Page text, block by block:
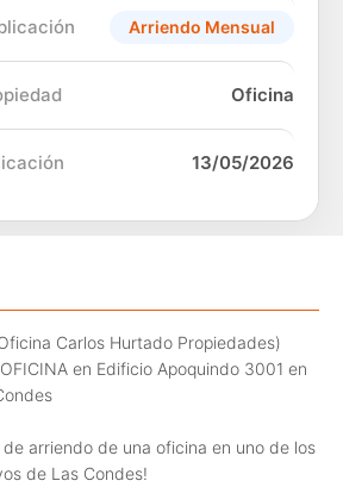
Arriendo Mensual
Oficina
13/05/2026
Carlos Hurtado Propiedades)
en Edificio Apoquindo 3001 en
arriendo de una oficina en uno de los
de Las Condes!